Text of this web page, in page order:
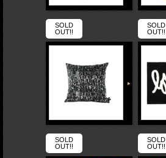
SOLD
OUT!!
SOLD
OUT!!
SOLD
OUT!!
SOLD
OUT!!